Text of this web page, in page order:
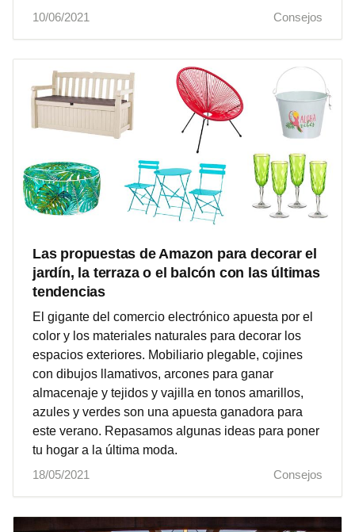
10/06/2021
Consejos
Las propuestas de Amazon para decorar el
jardín, la terraza o el balcón con las últimas
tendencias
El gigante del comercio electrónico apuesta por el
color y los materiales naturales para decorar los
espacios exteriores. Mobiliario plegable, cojines
con dibujos llamativos, arcones para ganar
almacenaje y tejidos y vajilla en tonos amarillos,
azules y verdes son una apuesta ganadora para
este verano. Repasamos algunas ideas para poner
tu hogar a la última moda.
18/05/2021
Consejos